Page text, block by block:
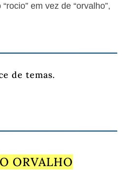
em vez de “orvalho”,
de temas.
ORVALHO